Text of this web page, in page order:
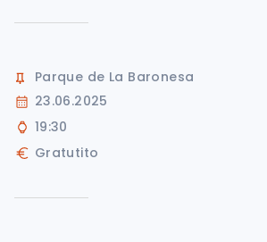
Parque de La Baronesa
23.06.2025
19:30
Gratutito